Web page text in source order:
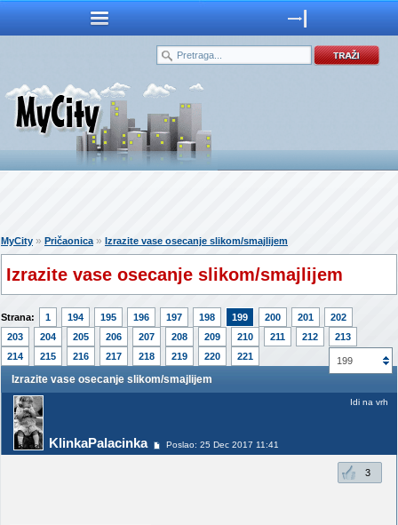
MyCity » Pričaonica» Izrazite vase osecanje slikom/smajlijem
Izrazite vase osecanje slikom/smajlijem
Strana: 1 194 195 196 197 198 199 200 201
202
203
204 205 206 207 208 209 210 211 212
213
214
215 216 217 218 219 220 221 199
Izrazite vase osecanje slikom/smajlijem
KlinkaPalacinka Poslao: 25 Dec 2017 11:41
Idi na vrh
3